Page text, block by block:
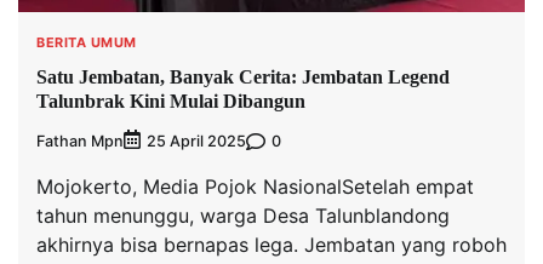
BERITA UMUM
Satu Jembatan, Banyak Cerita: Jembatan Legend
Talunbrak Kini Mulai Dibangun
Fathan Mpn 25 April 2025 0
Mojokerto, Media Pojok NasionalSetelah empat
tahun menunggu, warga Desa Talunblandong
akhirnya bisa bernapas lega. Jembatan yang roboh